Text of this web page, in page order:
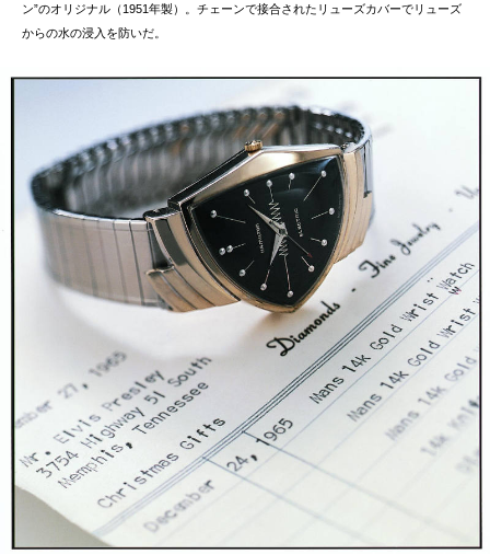
ン”のオリジナル（1951年製）。チェーンで接合されたリューズカバーでリューズ
からの水の浸入を防いだ。